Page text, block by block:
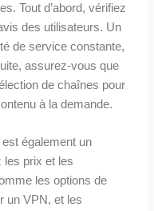
Tout d’abord, vérifiez
des utilisateurs. Un
de service constante,
assurez-vous que
de chaînes pour
à la demande.
est également un
les prix et les
les options de
un VPN, et les